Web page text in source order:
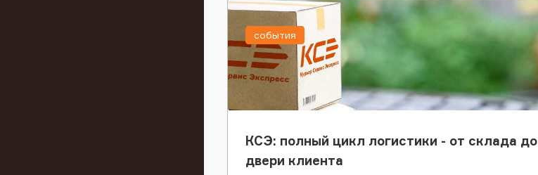
КСЭ: полный цикл логистики - от склада до
двери клиента
события